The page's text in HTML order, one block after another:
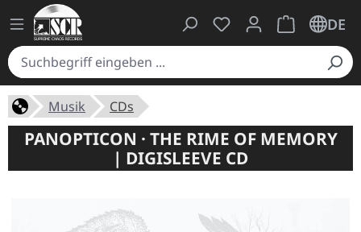
Du hast 0 Produkte
Warenkorb
DE
Musik CDs
PANOPTICON · THE RIME OF MEMORY
| DIGISLEEVE CD